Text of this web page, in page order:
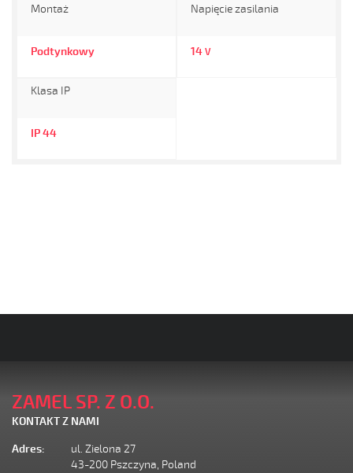
Montaż
Podtynkowy
Napięcie zasilania
14 V
Klasa IP
IP 44
ZAMEL SP. Z O.O.
KONTAKT Z NAMI
Adres:
ul. Zielona 27
43-200 Pszczyna, Poland